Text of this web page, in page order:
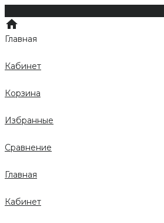
Главная
Кабинет
Корзина
Избранные
Сравнение
Главная
Кабинет